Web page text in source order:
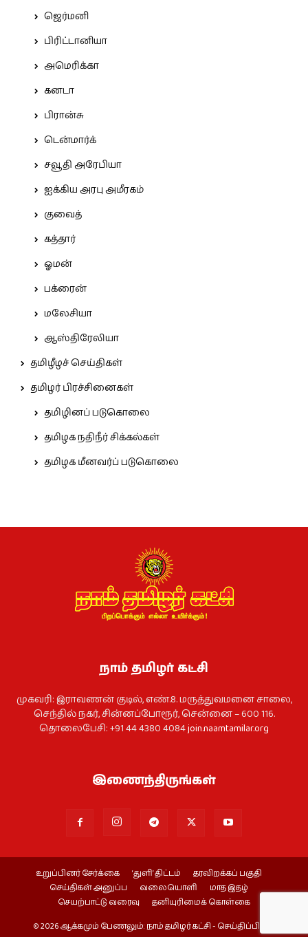
ஜெர்மனி
பிரிட்டானியா
அமெரிக்கா
கனடா
பிரான்சு
டென்மார்க்
சவூதி அரேபியா
ஐக்கிய அரபு அமீரகம்
குவைத்
கத்தார்
ஓமன்
பக்ரைன்
மலேசியா
ஆஸ்திரேலியா
தமிழீழச் செய்திகள்
தமிழர் பிரச்சினைகள்
தமிழினப் படுகொலை
தமிழக நதிநீர் சிக்கல்கள்
தமிழக மீனவர்ப் படுகொலை
நாம் தமிழர் கட்சி
முகவரி: இராவணன் குடில், எண்.8. மருத்துவமனை சாலை,
செந்தில் நகர், சின்னப்போரூர், சென்னை – 600 116.
தொலைபேசி: +91 44 4380 4084join.naamtamilar.org
இணைந்திருங்கள்
உறுப்பினர் சேர்க்கை ‘துளி’ திட்டம்
தரவிறக்கப் பகுதி
செய்திகள் அனுப்ப
வலையொளி
மாத இதழ்
செயற்பாட்டு வரைவு
தனியுரிமைக் கொள்கை
© 2026 ஆக்கமும் பேணலும்: நாம் தமிழர் கட்சி - செய்திப்பிரிவு